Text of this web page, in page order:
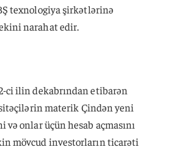
texnologiya şirkətlərinə
narahat edir.
ci ilin dekabrından etibarən
materik Çindən yeni
onlar üçün hesab açmasını
mövcud investorların ticarəti